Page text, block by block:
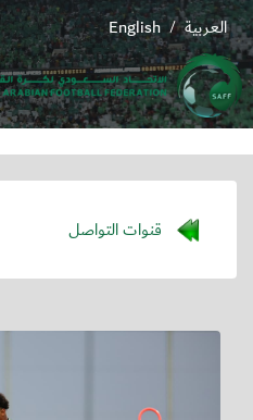
English / العربية
قنوات التواصل